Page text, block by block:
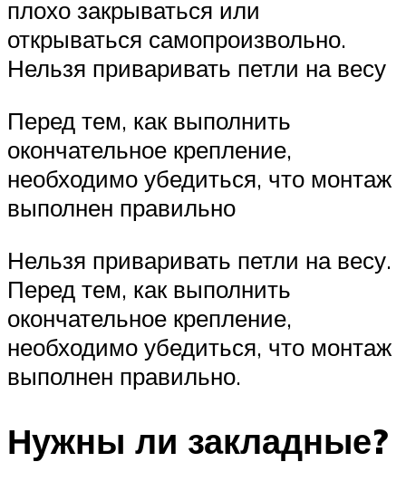
плохо закрываться или
открываться самопроизвольно.
Нельзя приваривать петли на весу
Перед тем, как выполнить
окончательное крепление,
необходимо убедиться, что монтаж
выполнен правильно
Нельзя приваривать петли на весу.
Перед тем, как выполнить
окончательное крепление,
необходимо убедиться, что монтаж
выполнен правильно.
Нужны ли закладные?